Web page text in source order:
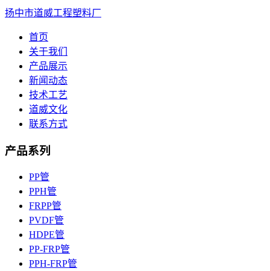
扬中市道威工程塑料厂
首页
关于我们
产品展示
新闻动态
技术工艺
道威文化
联系方式
产品系列
PP管
PPH管
FRPP管
PVDF管
HDPE管
PP-FRP管
PPH-FRP管